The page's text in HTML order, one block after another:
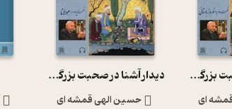
دیدار آشنا در صحبت بزرگان با دکتر الهی قمشه ای
ای
دیدار آشنا در صحبت بزرگان با دکتر الهی قمشه ای
حسین الهی قمشه ای